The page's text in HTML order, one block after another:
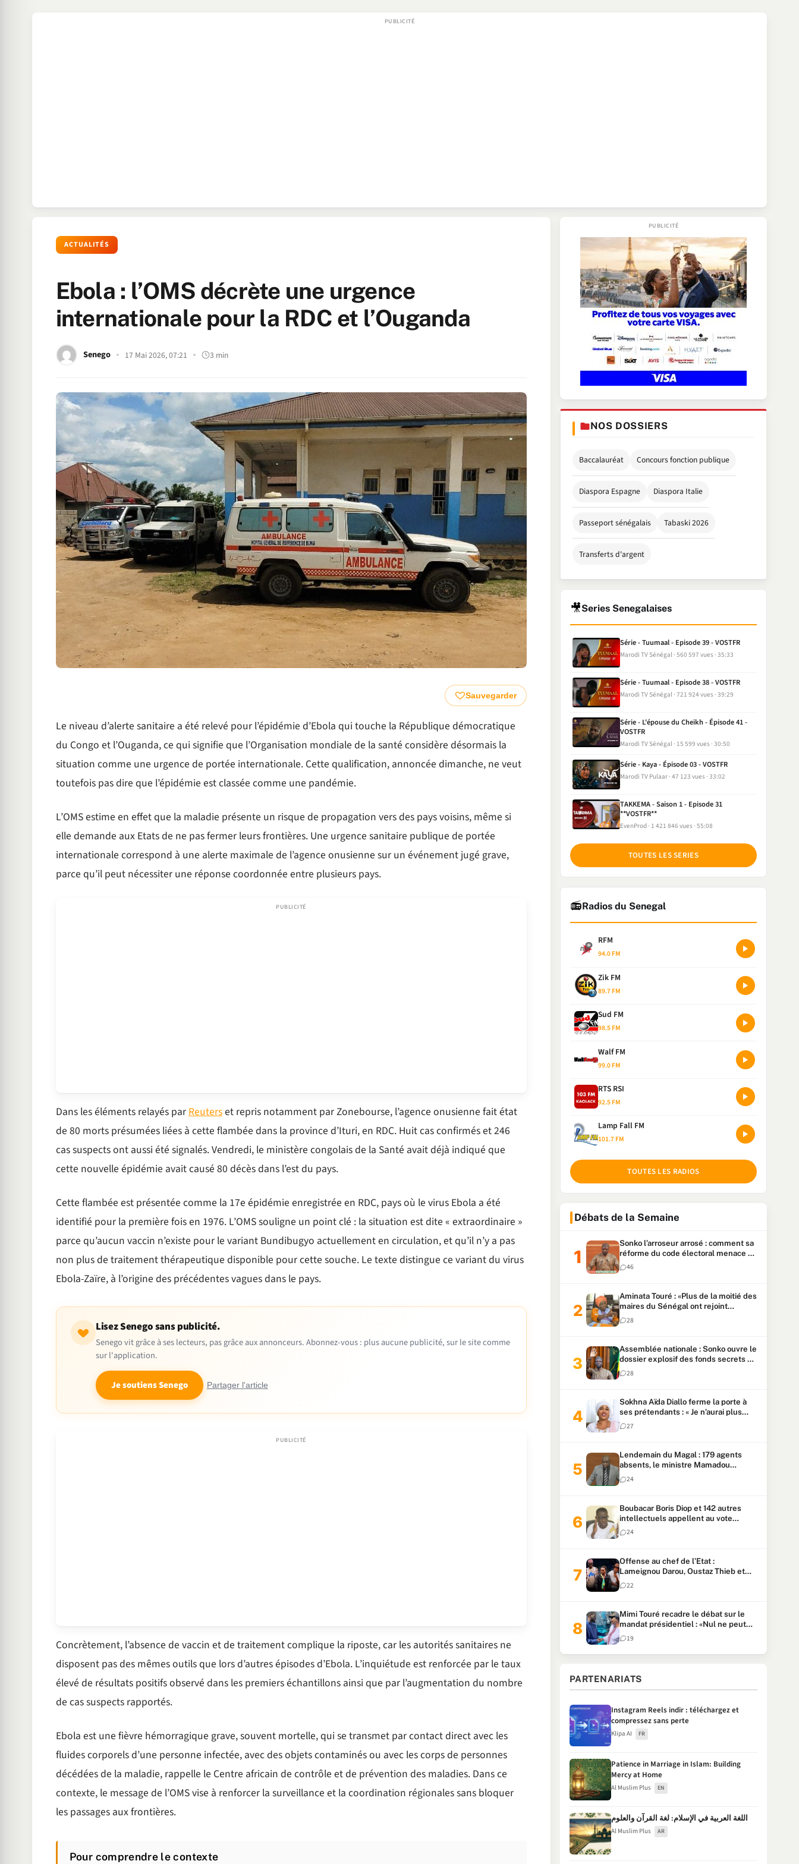
ACTUALITÉS
Ebola : l’OMS décrète une urgence
internationale pour la RDC et l’Ouganda
Senego 17 Mai 2026, 07:21 3 min
Sauvegarder
Le niveau d’alerte sanitaire a été relevé pour l’épidémie d’Ebola qui touche la République démocratique
du Congo et l’Ouganda, ce qui signifie que l’Organisation mondiale de la santé considère désormais la
situation comme une urgence de portée internationale. Cette qualification, annoncée dimanche, ne veut
toutefois pas dire que l’épidémie est classée comme une pandémie.
L’OMS estime en effet que la maladie présente un risque de propagation vers des pays voisins, même si
elle demande aux Etats de ne pas fermer leurs frontières. Une urgence sanitaire publique de portée
internationale correspond à une alerte maximale de l’agence onusienne sur un événement jugé grave,
parce qu’il peut nécessiter une réponse coordonnée entre plusieurs pays.
Dans les éléments relayés parReuterset repris notamment par Zonebourse, l’agence onusienne fait état
de 80 morts présumées liées à cette flambée dans la province d’Ituri, en RDC. Huit cas confirmés et 246
cas suspects ont aussi été signalés. Vendredi, le ministère congolais de la Santé avait déjà indiqué que
cette nouvelle épidémie avait causé 80 décès dans l’est du pays.
Cette flambée est présentée comme la 17e épidémie enregistrée en RDC, pays où le virus Ebola a été
identifié pour la première fois en 1976. L’OMS souligne un point clé : la situation est dite « extraordinaire »
parce qu’aucun vaccin n’existe pour le variant Bundibugyo actuellement en circulation, et qu’il n’y a pas
non plus de traitement thérapeutique disponible pour cette souche. Le texte distingue ce variant du virus
Ebola-Zaïre, à l’origine des précédentes vagues dans le pays.
Lisez Senego sans publicité.
Senego vit grâce à ses lecteurs, pas grâce aux annonceurs. Abonnez-vous : plus aucune publicité, sur le site comme
sur l'application.
Je soutiens Senego Partager l'article
Concrètement, l’absence de vaccin et de traitement complique la riposte, car les autorités sanitaires ne
disposent pas des mêmes outils que lors d’autres épisodes d’Ebola. L’inquiétude est renforcée par le taux
élevé de résultats positifs observé dans les premiers échantillons ainsi que par l’augmentation du nombre
de cas suspects rapportés.
Ebola est une fièvre hémorragique grave, souvent mortelle, qui se transmet par contact direct avec les
fluides corporels d’une personne infectée, avec des objets contaminés ou avec les corps de personnes
décédées de la maladie, rappelle le Centre africain de contrôle et de prévention des maladies. Dans ce
contexte, le message de l’OMS vise à renforcer la surveillance et la coordination régionales sans bloquer
les passages aux frontières.
Pour comprendre le contexte
NOS DOSSIERS
Baccalauréat Concours fonction publique
Diaspora Espagne Diaspora Italie
Passeport sénégalais Tabaski 2026
Transferts d'argent
🎥Series Senegalaises
Série - Tuumaal - Episode 39 - VOSTFR
Marodi TV Sénégal 560 597 vues 35:33
Série - Tuumaal - Episode 38 - VOSTFR
Marodi TV Sénégal 721 924 vues 39:29
Série - L'épouse du Cheikh - Épisode 41 -
VOSTFR
Marodi TV Sénégal 15 599 vues 30:50
Série - Kaya - Épisode 03 - VOSTFR
Marodi TV Pulaar 47 123 vues 33:02
TAKKEMA - Saison 1 - Episode 31
**VOSTFR**
EvenProd 1 421 846 vues 55:08
TOUTES LES SERIES
📻Radios du Senegal
RFM
94.0 FM
Zik FM
89.7 FM
Sud FM
98.5 FM
Walf FM
99.0 FM
RTS RSI
92.5 FM
Lamp Fall FM
101.7 FM
TOUTES LES RADIOS
Débats de la Semaine
Sonko l’arroseur arrosé : comment sa
réforme du code électoral menace sa
candidature
46
Aminata Touré : «Plus de la moitié des
maires du Sénégal ont rejoint
Kiiraay»
28
Assemblée nationale : Sonko ouvre le
dossier explosif des fonds secrets et
du patrimoine présidentiel
28
Sokhna Aïda Diallo ferme la porte à
ses prétendants : « Je n’aurai plus
jamais un autre mari »
27
Lendemain du Magal : 179 agents
absents, le ministre Mamadou
Lamine Dianté exige des explications
24
Boubacar Boris Diop et 142 autres
intellectuels appellent au vote
urgent de la révision
constitutionnelle
24
Offense au chef de l’Etat :
Lameignou Darou, Oustaz Thieb et
Ndiaye Touba lourdement
condamnés
22
Mimi Touré recadre le débat sur le
mandat présidentiel : «Nul ne peut
faire plus de deux mandats
consécutifs de 5 ans»
19
PARTENARIATS
Instagram Reels indir : téléchargez et
compressez sans perte
Klipa AI FR
Patience in Marriage in Islam: Building
Mercy at Home
Al Muslim Plus EN
اللغة العربية في الإسلام: لغة القرآن والعلوم
Al Muslim Plus AR